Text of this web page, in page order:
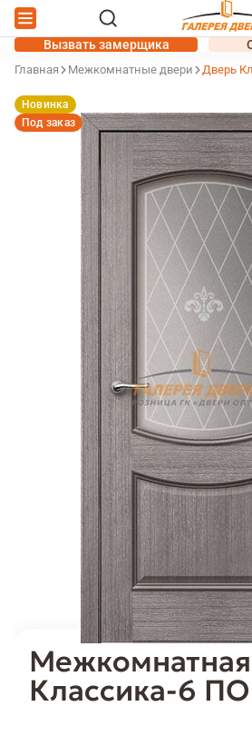
Вызвать замерщика
Главная Межкомнатные двери Дверь
Классика-6
Новинка
Под заказ